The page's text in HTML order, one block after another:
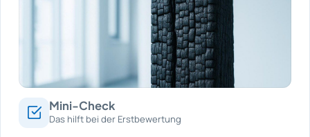
Mini-Check
Das hilft bei der Erstbewertung